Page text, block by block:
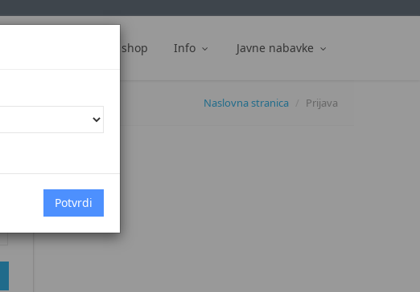
Web shop Info Javne nabavke
Naslovna stranica Prijava